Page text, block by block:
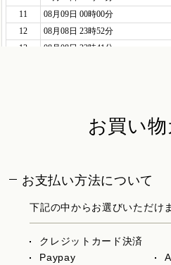
お買い
お支払い方法について
下記の中からお選びいただけ
クレジットカード決済
Paypay